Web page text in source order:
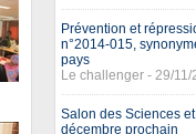
Prévention et
n°2014-015,
pays
Le challenger - 29/11/
Salon des Sciences
décembre prochain